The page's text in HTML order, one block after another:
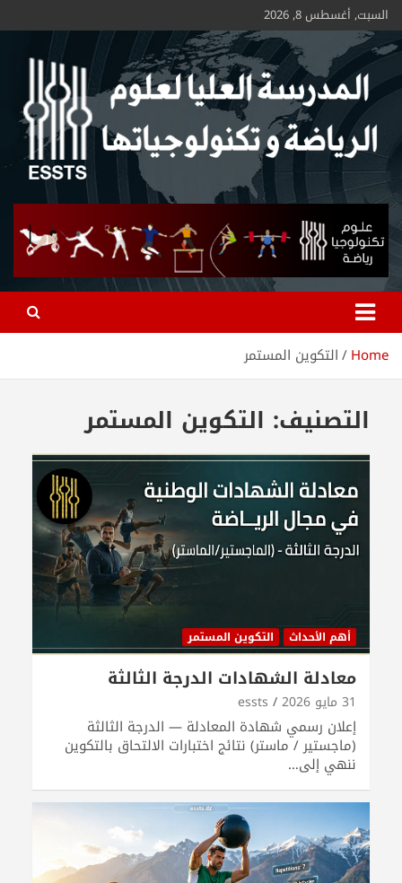
السبت, أغسطس 8, 2026
ESSTS
Home التكوين المستمر
التصنيف: التكوين المستمر
أهم الأحداث التكوين المستمر
معادلة الشهادات الدرجة الثالثة
31 مايو 2026 essts
إعلان رسمي شهادة المعادلة — الدرجة الثالثة
(ماجستير / ماستر) نتائج اختبارات الالتحاق بالتكوين
ننهي إلى…